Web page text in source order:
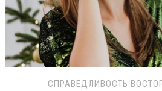
СПРАВЕДЛИВОСТЬ